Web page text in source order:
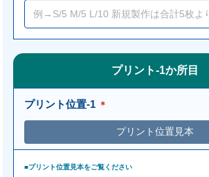
プリント-1か所目
プリント位置-1 ＊
■プリント位置見本をご覧ください